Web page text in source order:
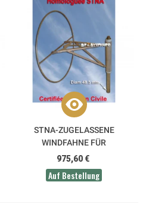
STNA-ZUGELASSENE
WINDFAHNE FÜR
FLUGPLATZUNTERSTÜTZUNG
975,60 €
Auf Bestellung